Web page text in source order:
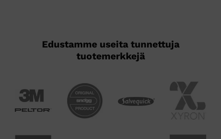
Edustamme useita tunnettuja
tuotemerkkejä